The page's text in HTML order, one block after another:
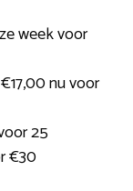
week voor
nu voor
25
€30